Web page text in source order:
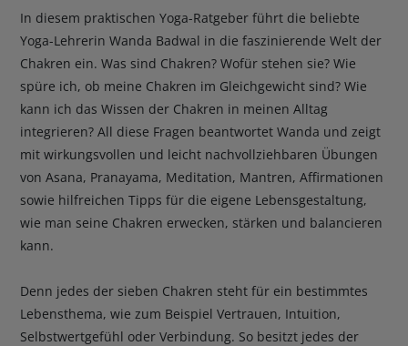
In diesem praktischen Yoga-Ratgeber führt die beliebte
Yoga-Lehrerin Wanda Badwal in die faszinierende Welt der
Chakren ein. Was sind Chakren? Wofür stehen sie? Wie
spüre ich, ob meine Chakren im Gleichgewicht sind? Wie
kann ich das Wissen der Chakren in meinen Alltag
integrieren? All diese Fragen beantwortet Wanda und zeigt
mit wirkungsvollen und leicht nachvollziehbaren Übungen
von Asana, Pranayama, Meditation, Mantren, Affirmationen
sowie hilfreichen Tipps für die eigene Lebensgestaltung,
wie man seine Chakren erwecken, stärken und balancieren
kann.
Denn jedes der sieben Chakren steht für ein bestimmtes
Lebensthema, wie zum Beispiel Vertrauen, Intuition,
Selbstwertgefühl oder Verbindung. So besitzt jedes der